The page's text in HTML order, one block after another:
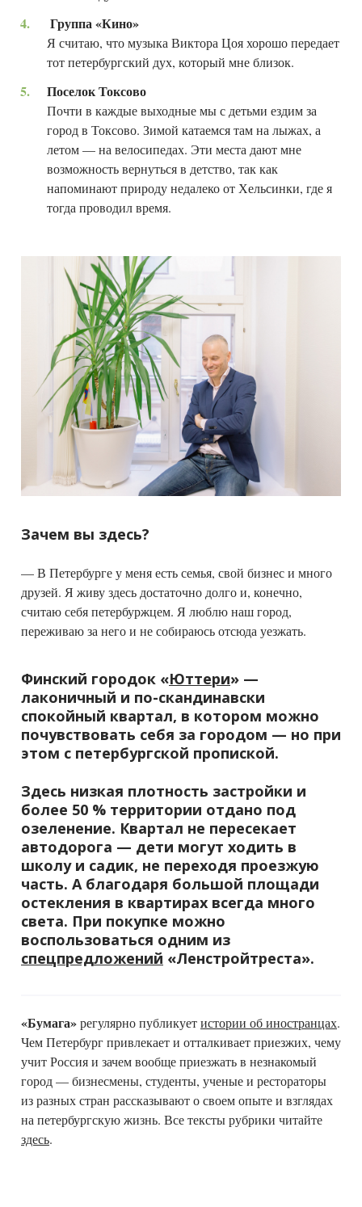
Группа «Кино»
Я считаю, что музыка Виктора Цоя хорошо передает
тот петербургский дух, который мне близок.
Поселок Токсово
Почти в каждые выходные мы с детьми ездим за
город в Токсово. Зимой катаемся там на лыжах, а
летом — на велосипедах. Эти места дают мне
возможность вернуться в детство, так как
напоминают природу недалеко от Хельсинки, где я
тогда проводил время.
Зачем вы здесь?
— В Петербурге у меня есть семья, свой бизнес и много
друзей. Я живу здесь достаточно долго и, конечно,
считаю себя петербуржцем. Я люблю наш город,
переживаю за него и не собираюсь отсюда уезжать.
Финский городок «Юттери» —
лаконичный и по-скандинавски
спокойный квартал, в котором можно
почувствовать себя за городом — но при
этом с петербургской пропиской.
Здесь низкая плотность застройки и
более 50 % территории отдано под
озеленение. Квартал не пересекает
автодорога — дети могут ходить в
школу и садик, не переходя проезжую
часть. А благодаря большой площади
остекления в квартирах всегда много
света. При покупке можно
воспользоваться одним из
спецпредложений «Ленстройтреста».
«Бумага»регулярно публикуетистории об иностранцах.
Чем Петербург привлекает и отталкивает приезжих, чему
учит Россия и зачем вообще приезжать в незнакомый
город — бизнесмены, студенты, ученые и рестораторы
из разных стран рассказывают о своем опыте и взглядах
на петербургскую жизнь. Все тексты рубрики читайте
здесь.